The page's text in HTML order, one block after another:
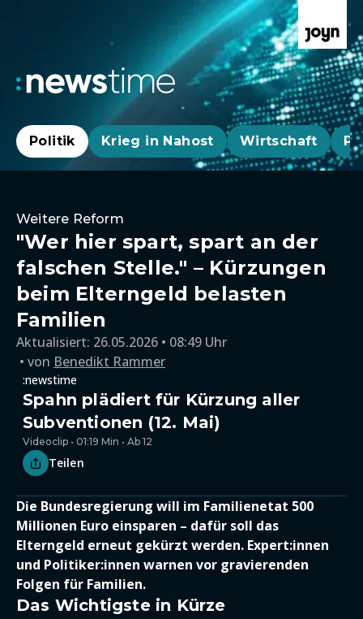
Politik Krieg in Nahost Wirtschaft
Weitere Reform
"Wer hier spart, spart an der
falschen Stelle." – Kürzungen
beim Elterngeld belasten
Familien
Aktualisiert: 26.05.2026 • 08:49 Uhr
von Benedikt Rammer
:newstime
Spahn plädiert für Kürzung aller
Subventionen (12. Mai)
Videoclip • 01:19 Min • Ab 12
Teilen
Die Bundesregierung will im Familienetat 500
Millionen Euro einsparen – dafür soll das
Elterngeld erneut gekürzt werden. Expert:innen
und Politiker:innen warnen vor gravierenden
Folgen für Familien.
Das Wichtigste in Kürze